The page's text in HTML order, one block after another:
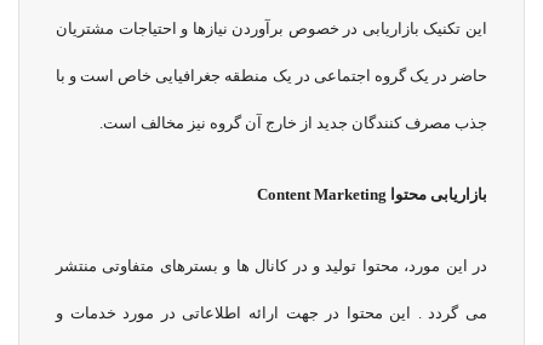
این تکنیک بازاریابی در خصوص برآوردن نیازها و احتیاجات مشتریان
حاضر در یک گروه اجتماعی در یک منطقه جغرافیایی خاص است و با
جذب مصرف کنندگان جدید از خارج آن گروه نیز مخالف است.
بازاریابی محتوا Content Marketing
در این مورد، محتوا تولید و در کانال ها و بسترهای متفاوتی منتشر
می گردد . این محتوا در جهت ارائه اطلاعاتی در مورد خدمات و